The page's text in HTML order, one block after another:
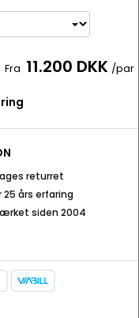
Fra 11.200 DKK /par
returret
25 års erfaring
siden 2004